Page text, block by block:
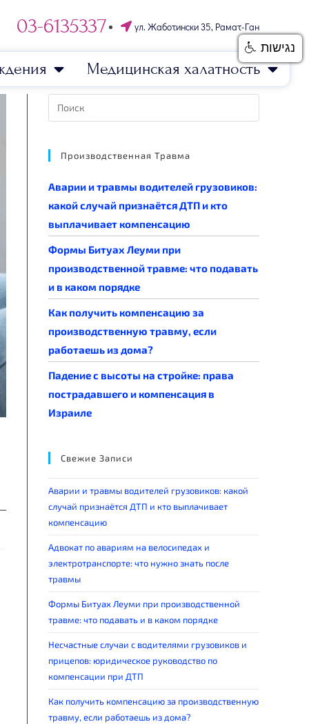
03-6135337 ул. Жаботински 35, Рамат-Ган
Медицинская халатность
Производственная Травма
Аварии и травмы водителей грузовиков:
какой случай признаётся ДТП и кто
выплачивает компенсацию
Формы Битуах Леуми при
производственной травме: что подавать
и в каком порядке
Как получить компенсацию за
производственную травму, если
работаешь из дома?
Падение с высоты на стройке: права
пострадавшего и компенсация в
Израиле
Свежие Записи
Аварии и травмы водителей грузовиков: какой
случай признаётся ДТП и кто выплачивает
компенсацию
Адвокат по авариям на велосипедах и
электротранспорте: что нужно знать после
травмы
Формы Битуах Леуми при производственной
травме: что подавать и в каком порядке
Несчастные случаи с водителями грузовиков и
прицепов: юридическое руководство по
компенсации при ДТП
Как получить компенсацию за производственную
травму, если работаешь из дома?
נגישות